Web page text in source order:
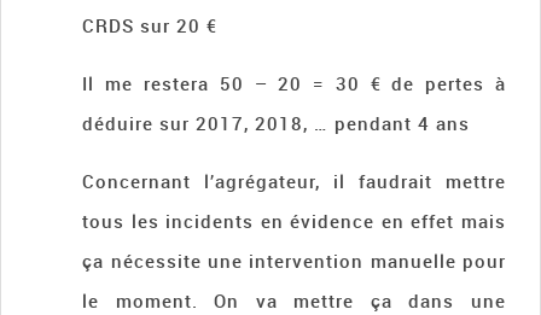
CRDS sur 20 €
Il me restera 50 – 20 = 30 € de pertes à
déduire sur 2017, 2018, … pendant 4 ans
Concernant l’agrégateur, il faudrait mettre
tous les incidents en évidence en effet mais
ça nécessite une intervention manuelle pour
le moment. On va mettre ça dans une